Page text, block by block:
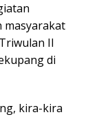
masyarakat
II
di
kira-kira